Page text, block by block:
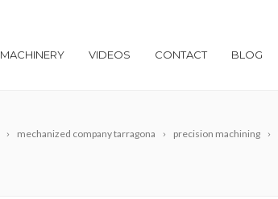
MACHINERY VIDEOS CONTACT BLOG
mechanized company tarragona precision machining